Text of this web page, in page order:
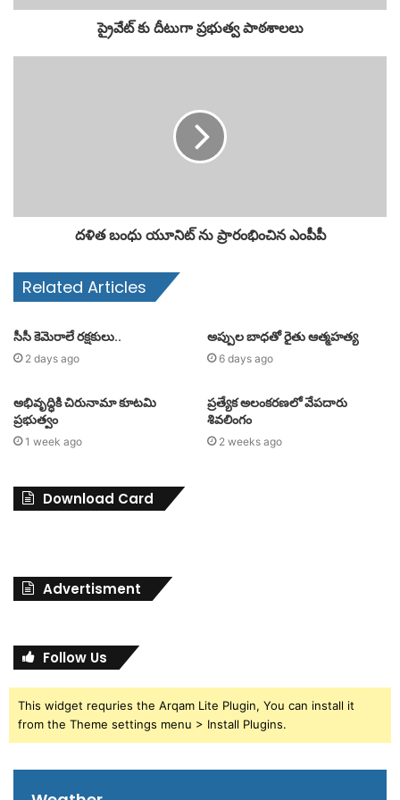
ప్రైవేట్ కు దీటుగా ప్రభుత్వ పాఠశాలలు
దళిత బంధు యూనిట్ ను ప్రారంభించిన ఎంపీపీ
Related Articles
సీసీ కెమెరాలే రక్షకులు..
2 days ago
అప్పుల బాధతో రైతు ఆత్మహత్య
6 days ago
అభివృద్ధికి చిరునామా కూటమి
ప్రభుత్వం
1 week ago
ప్రత్యేక అలంకరణలో వేపదారు
శివలింగం
2 weeks ago
Download Card
Advertisment
Follow Us
This widget requries the Arqam Lite Plugin, You can install it
from the Theme settings menu > Install Plugins.